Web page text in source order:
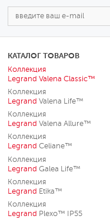
КАТАЛОГ ТОВАРОВ
Коллекция
Legrand Valena Classic™
Коллекция
Legrand Valena Life™
Коллекция
Legrand Valena Allure™
Коллекция
Legrand Celiane™
Коллекция
Legrand Galea Life™
Коллекция
Legrand Etika™
Коллекция
Legrand Plexo™ IP55